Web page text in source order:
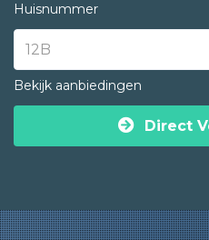
Huisnummer
Bekijk aanbiedingen
Direct